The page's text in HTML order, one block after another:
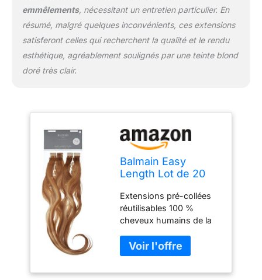
emmêlements, nécessitant un entretien particulier. En
résumé, malgré quelques inconvénients, ces extensions
satisferont celles qui recherchent la qualité et le rendu
esthétique, agréablement soulignés par une teinte blond
doré très clair.
Balmain Easy
Length Lot de 20
cheveux humains
55 cm 9,8 g Blond
doré très clair 82 g
Extensions pré-collées
réutilisables 100 %
cheveux humains de la
plat et facile à appliquer
Parfait pour les